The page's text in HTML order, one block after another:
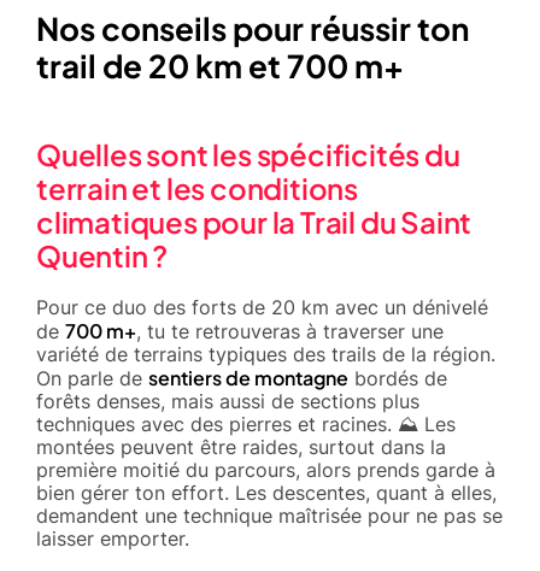
Nos conseils pour réussir ton
trail de 20 km et 700 m+
Quelles sont les spécificités du
terrain et les conditions
climatiques pour la Trail du Saint
Quentin ?
Pour ce duo des forts de 20 km avec un dénivelé
de 700 m+, tu te retrouveras à traverser une
variété de terrains typiques des trails de la région.
On parle de sentiers de montagne bordés de
forêts denses, mais aussi de sections plus
techniques avec des pierres et racines. ⛰️ Les
montées peuvent être raides, surtout dans la
première moitié du parcours, alors prends garde à
bien gérer ton effort. Les descentes, quant à elles,
demandent une technique maîtrisée pour ne pas se
laisser emporter.